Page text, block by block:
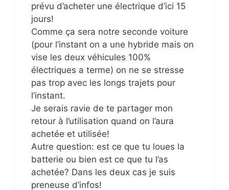
prévu d’acheter une électrique d’ici 15
jours!
Comme ça sera notre seconde voiture
(pour l’instant on a une hybride mais on
vise les deux véhicules 100%
électriques a terme) on ne se stresse
pas trop avec les longs trajets pour
l’instant.
Je serais ravie de te partager mon
retour à l’utilisation quand on l’aura
achetée et utilisée!
Autre question: est ce que tu loues la
batterie ou bien est ce que tu l’as
achetée? Dans les deux cas je suis
preneuse d’infos!